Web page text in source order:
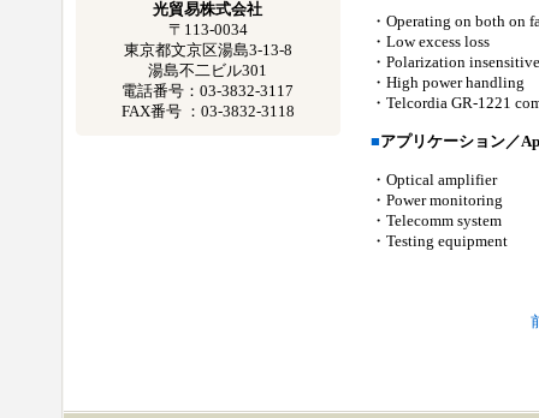
光貿易株式会社
〒113-0034
東京都文京区湯島3-13-8
湯島不二ビル301
電話番号：03-3832-3117
FAX番号 ：03-3832-3118
・Operating on both on
・Low excess loss
・Polarization insensitive
・High power handling
・Telcordia GR-1221
■アプリケーション／
・Optical amplifier
・Power monitoring
・Telecomm system
・Testing equipment